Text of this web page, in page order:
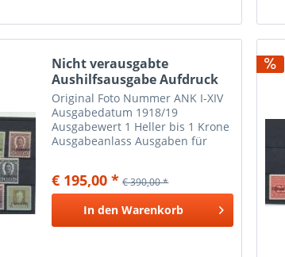
Nicht verausgabte
Aushilfsausgabe Aufdruck
in...
Original Foto Nummer ANK I-XIV
Ausgabedatum 1918/19
Ausgabewert 1 Heller bis 1 Krone
Ausgabeanlass Ausgaben für
€ 195,00 * € 390,00 *
In den Warenkorb